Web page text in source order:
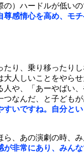
）ハードルが低い
感情心を高め、モ
り、乗り移ったり
人しいことをやら
や、「あーやばい
なんだ、と子どもが
いですね。自分と
、あの演劇の時、
非常にあり、みん